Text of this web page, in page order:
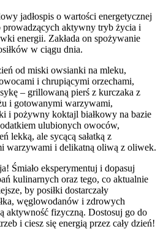
jadłospis o wartości energetycznej
prowadzących aktywny tryb życia i
energii. Zakłada on spożywanie
w ciągu dnia.
od miski owsianki na mleku,
i chrupiącymi orzechami,
– grillowaną pierś z kurczaka z
i gotowanymi warzywami,
i pożywny koktajl białkowy na bazie
ulubionych owoców,
lekką, ale sycącą sałatką z
warzywami i delikatną oliwą z oliwek.
Śmiało eksperymentuj i dopasuj
kulinarnych oraz tego, co aktualnie
by posiłki dostarczały
węglowodanów i zdrowych
aktywność fizyczną. Dostosuj go do
i ciesz się energią przez cały dzień!